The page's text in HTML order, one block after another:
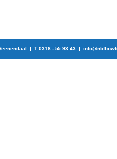
| T 0318 - 55 93 43 |